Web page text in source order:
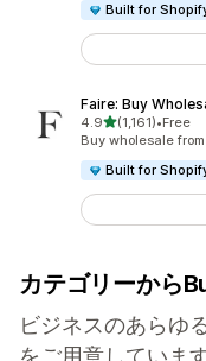
Built for
Faire: Buy
4.95つ星中
(1,161)
合計レビュー数：1161
•Free
Buy wholesale
Built for
カテゴリーから
ビジネスのあらゆ
をご用意しています